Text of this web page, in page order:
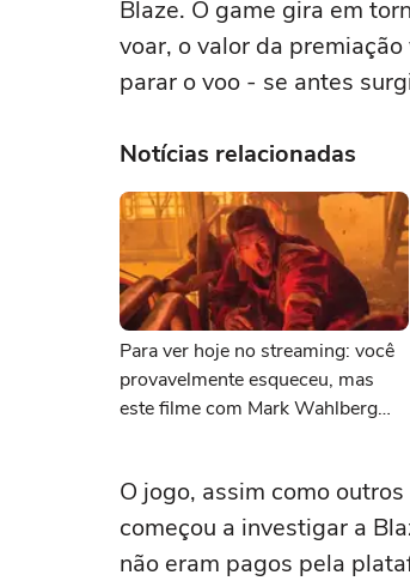
Blaze. O game gira em
voar, o valor da
parar o voo - se antes
Notícias relacionadas
Para ver hoje no streaming: você
provavelmente esqueceu, mas
este filme com Mark Wahlberg
O jogo, assim como
começou a investigar a
não eram pagos pela